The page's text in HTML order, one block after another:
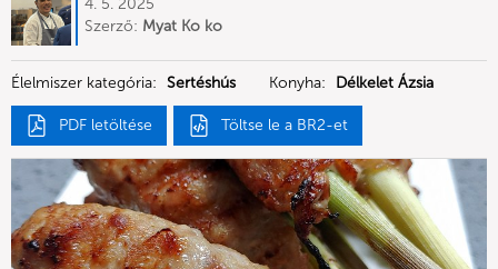
4. 5. 2025
Szerző: Myat Ko ko
Élelmiszer kategória: Sertéshús Konyha: Délkelet Ázsia
PDF letöltése Töltse le a BR2-et